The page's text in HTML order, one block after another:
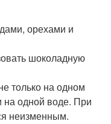
орехами и
шоколадную
только на одном
на одной воде. При
неизменным.